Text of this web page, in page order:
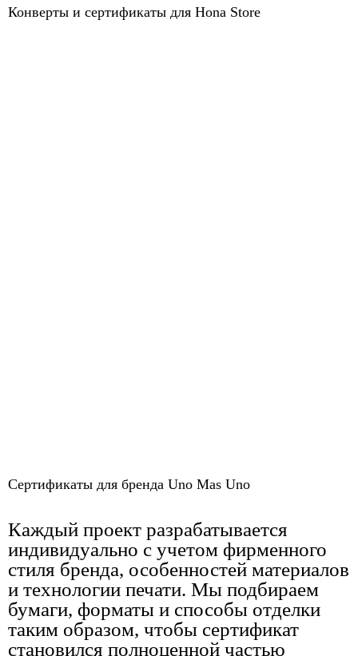
Конверты и сертификаты для Hona Store
Сертификаты для бренда Uno Mas Uno
Каждый проект разрабатывается
индивидуально с учетом фирменного
стиля бренда, особенностей материалов
и технологии печати. Мы подбираем
бумаги, форматы и способы отделки
таким образом, чтобы сертификат
становился полноценной частью